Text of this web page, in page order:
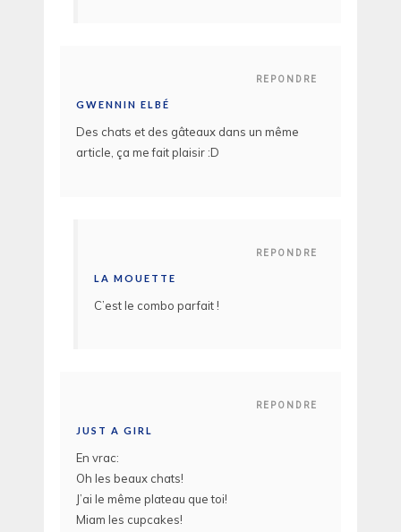
REPONDRE
GWENNIN ELBÉ
Des chats et des gâteaux dans un même
article, ça me fait plaisir :D
REPONDRE
LA MOUETTE
C’est le combo parfait !
REPONDRE
JUST A GIRL
En vrac:
Oh les beaux chats!
J’ai le même plateau que toi!
Miam les cupcakes!